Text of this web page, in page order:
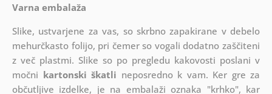
Varna embalaža
Slike, ustvarjene za vas, so skrbno zapakirane v debelo
mehurčkasto folijo, pri čemer so vogali dodatno zaščiteni
z več plastmi. Slike so po pregledu kakovosti poslani v
močni kartonski škatli neposredno k vam. Ker gre za
občutljive izdelke, je na embalaži oznaka "krhko", kar